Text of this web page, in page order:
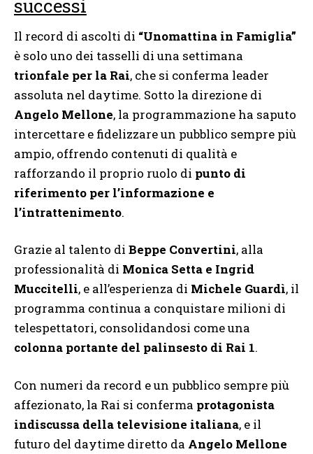
successi
Il record di ascolti di “Unomattina in Famiglia”
è solo uno dei tasselli di una settimana
trionfale per la Rai, che si conferma leader
assoluta nel daytime. Sotto la direzione di
Angelo Mellone, la programmazione ha saputo
intercettare e fidelizzare un pubblico sempre più
ampio, offrendo contenuti di qualità e
rafforzando il proprio ruolo di punto di
riferimento per l’informazione e
l’intrattenimento.
Grazie al talento di Beppe Convertini, alla
professionalità di Monica Setta e Ingrid
Muccitelli, e all’esperienza di Michele Guardì, il
programma continua a conquistare milioni di
telespettatori, consolidandosi come una
colonna portante del palinsesto di Rai 1.
Con numeri da record e un pubblico sempre più
affezionato, la Rai si conferma protagonista
indiscussa della televisione italiana, e il
futuro del daytime diretto da Angelo Mellone